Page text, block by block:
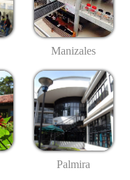
Manizales
Palmira